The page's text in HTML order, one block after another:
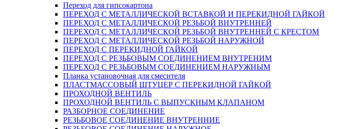
Переход для гипсокартона
ПЕРЕХОД С МЕТАЛЛИЧЕСКОЙ ВСТАВКОЙ И ПЕРЕКИДНОЙ ГАЙКОЙ
ПЕРЕХОД С МЕТАЛЛИЧЕСКОЙ РЕЗЬБОЙ ВНУТРЕННЕЙ
ПЕРЕХОД С МЕТАЛЛИЧЕСКОЙ РЕЗЬБОЙ ВНУТРЕННЕЙ С КРЕСТОМ
ПЕРЕХОД С МЕТАЛЛИЧЕСКОЙ РЕЗЬБОЙ НАРУЖНОЙ
ПЕРЕХОД С ПЕРЕКИДНОЙ ГАЙКОЙ
ПЕРЕХОД С РЕЗЬБОВЫМ СОЕДИНЕНИЕМ ВНУТРЕНИМ
ПЕРЕХОД С РЕЗЬБОВЫМ СОЕДИНЕНИЕМ НАРУЖНЫМ
Планка установочная для смесителя
ПЛАСТМАССОВЫЙ ШТУЦЕР С ПЕРЕКИДНОЙ ГАЙКОЙ
ПРОХОДНОЙ ВЕНТИЛЬ
ПРОХОДНОЙ ВЕНТИЛЬ С ВЫПУСКНЫМ КЛАПАНОМ
РАЗБОРНОЕ СОЕДИНЕНИЕ
РЕЗЬБОВОЕ СОЕДИНЕНИЕ ВНУТРЕННИЕ